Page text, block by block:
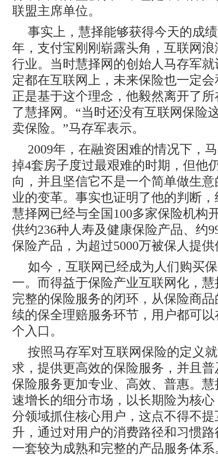
联盟主席单位。
事实上，慧择能够获得今天的成
年，支付宝刚刚崭露头角，互联网
行业。当时慧择网的创始人马存军
定都在互联网上，未来保险也一定
正是基于这个理念，他毅然离开了
了慧择网。“当时还没有互联网保险
卖保险。”马存军表示。
2009年，在融资困难的情况下，
掉4套房子度过最艰难的时期，但他
向，并且坚信它不是一个简单做生
业的变革。事实也证明了他的判断
慧择网已经与全国100多家保险机构
供约236种人寿及健康保险产品、约
保险产品，为超过5000万被保人提
如今，互联网已经成为人们购买
一。而得益于保险产业互联网化，
完整的保险服务的闭环，从保险商
续的保全理赔服务环节，用户都可
个入口。
按照马存军对互联网保险的定义
求，提供更高效的保险服务，并且
保险服务更加专业、高效、普惠。
速增长的细分市场，以长期险为核
分领域抓住核心用户，这点不得不
升，通过对用户的消费路径和习惯
一套较为成熟和完整的产品服务体系